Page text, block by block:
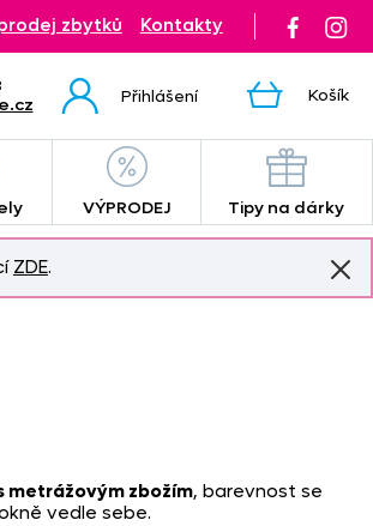
Přihlášení Košík
zbytků Kontakty
VÝPRODEJ Tipy na dárky
ZDE.
metrážovým zbožím, barevnost se
vedle sebe.